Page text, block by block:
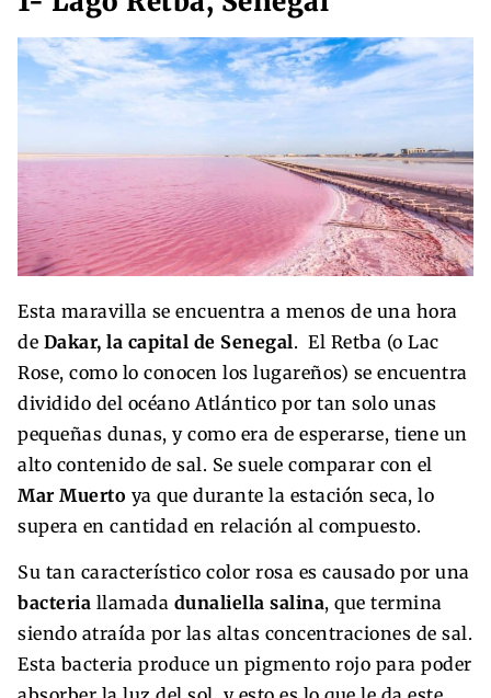
Esta maravilla se encuentra a menos de una hora
de Dakar, la capital de Senegal. El Retba (o Lac
Rose, como lo conocen los lugareños) se encuentra
dividido del océano Atlántico por tan solo unas
pequeñas dunas, y como era de esperarse, tiene un
alto contenido de sal. Se suele comparar con el
Mar Muerto ya que durante la estación seca, lo
supera en cantidad en relación al compuesto.
Su tan característico color rosa es causado por una
bacteria llamada dunaliella salina, que termina
siendo atraída por las altas concentraciones de sal.
Esta bacteria produce un pigmento rojo para poder